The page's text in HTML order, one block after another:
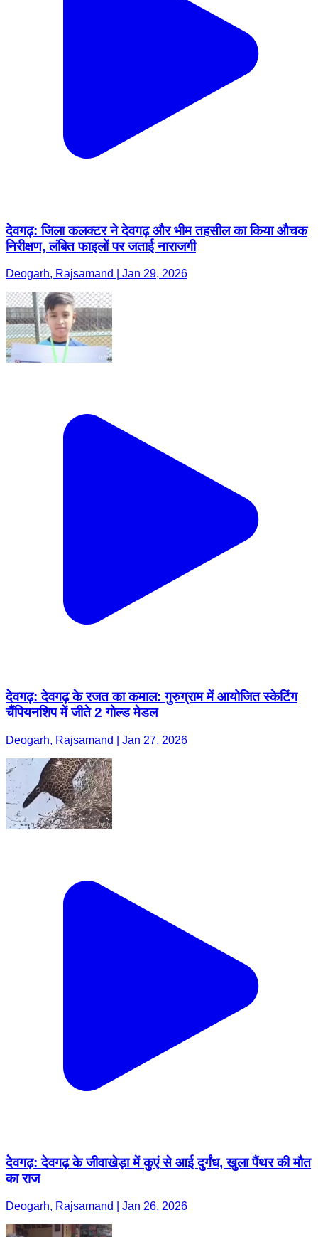
देेवगढ़: जिला कलक्टर ने देवगढ़ और भीम तहसील का किया औचक
निरीक्षण, लंबित फाइलों पर जताई नाराजगी
Deogarh, Rajsamand | Jan 29, 2026
देेवगढ़: देवगढ़ के रजत का कमाल: गुरुग्राम में आयोजित स्केटिंग
चैंपियनशिप में जीते 2 गोल्ड मेडल
Deogarh, Rajsamand | Jan 27, 2026
देेवगढ़: देवगढ़ के जीवाखेड़ा में कुएं से आई दुर्गंध, खुला पैंथर की मौत
का राज
Deogarh, Rajsamand | Jan 26, 2026